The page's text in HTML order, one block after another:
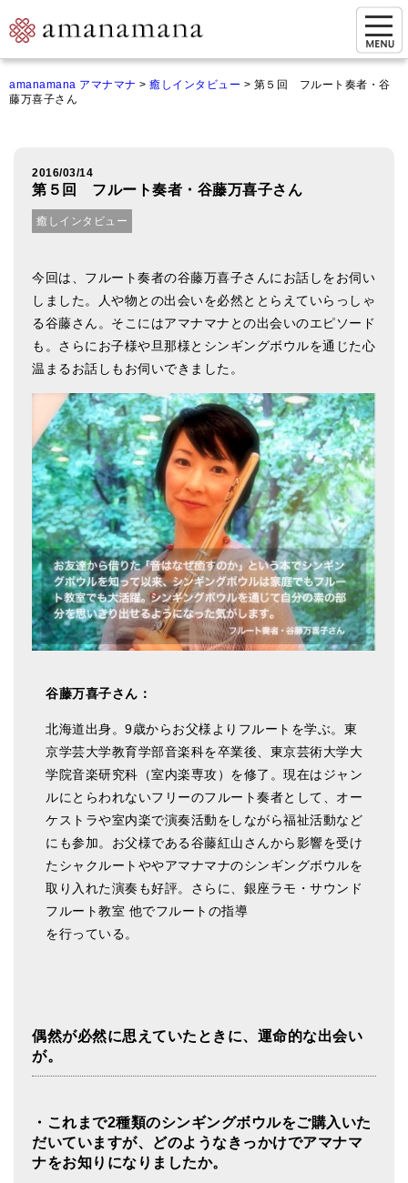
ご来店&購入
オンライン相談&購入
倍音呼吸法レッスン
オンラインショップ
カートを見る
商品一覧
アマナマナのシンギングボウル
チベット・シンギングボウル
新・鍛造スペシャル
マンダラ彫（黒・渋金）
人気の3点セット
お得なアマナマナ・セット
スティック・マレット・リング（台座）
アマナマナのティンシャ
プレミアム・ティンシャ（L・M）
ベーシック・ティンシャ（4種）
ティンシャケース
お香定期購入（ラクとくサブスク）
アウトレット
神々とつながるジュエリー
ヒーリング・マンダラポスター
amanamana アマナマナ > 癒しインタビュー > 第５回 フルート奏者・谷
藤万喜子さん
2016/03/14
第５回 フルート奏者・谷藤万喜子さん
癒しインタビュー
今回は、フルート奏者の谷藤万喜子さんにお話しをお伺い
しました。人や物との出会いを必然ととらえていらっしゃ
る谷藤さん。そこにはアマナマナとの出会いのエピソード
も。さらにお子様や旦那様とシンギングボウルを通じた心
温まるお話しもお伺いできました。
谷藤万喜子さん：
北海道出身。9歳からお父様よりフルートを学ぶ。東
京学芸大学教育学部音楽科を卒業後、東京芸術大学大
学院音楽研究科（室内楽専攻）を修了。現在はジャン
ルにとらわれないフリーのフルート奏者として、オー
ケストラや室内楽で演奏活動をしながら福祉活動など
にも参加。お父様である谷藤紅山さんから影響を受け
たシャクルートややアマナマナのシンギングボウルを
取り入れた演奏も好評。さらに、銀座ラモ・サウンド
フルート教室 他でフルートの指導
を行っている。
偶然が必然に思えていたときに、運命的な出会い
が。
・これまで2種類のシンギングボウルをご購入いた
だいていますが、どのようなきっかけでアマナマ
ナをお知りになりましたか。